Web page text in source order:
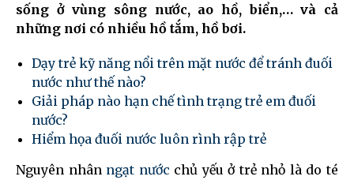
sống ở vùng sông nước, ao hồ, biển,… và cả
những nơi có nhiều hồ tắm, hồ bơi.
Dạy trẻ kỹ năng nổi trên mặt nước để tránh đuối
nước như thế nào?
Giải pháp nào hạn chế tình trạng trẻ em đuối
nước?
Hiểm họa đuối nước luôn rình rập trẻ
Nguyên nhân ngạt nước chủ yếu ở trẻ nhỏ là do té